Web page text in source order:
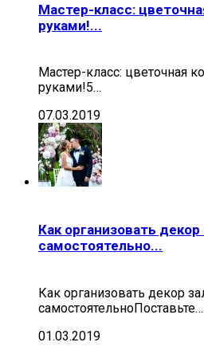
Мастер-класс:
руками!...
Мастер-класс: цветочная
руками!5…
07.03.2019
Как организовать декор
самостоятельно...
Как организовать декор
самостоятельноПоставьте…
01.03.2019